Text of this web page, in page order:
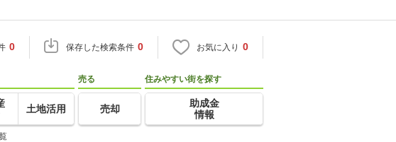
0 保存した検索条件 0 お気に入り 0
土地活用
売る
売却
住みやすい街を探す
助成金
情報